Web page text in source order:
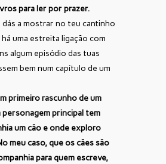
para ler por prazer.
dás a mostrar no teu cantinho
uma estreita ligação com
algum episódio das tuas
bem num capítulo de um
primeiro rascunho de um
personagem principal tem
um cão e onde exploro
meu caso, que os cães são
para quem escreve,